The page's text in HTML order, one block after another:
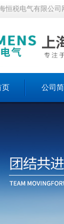
恒税电气有限公司
页 公司